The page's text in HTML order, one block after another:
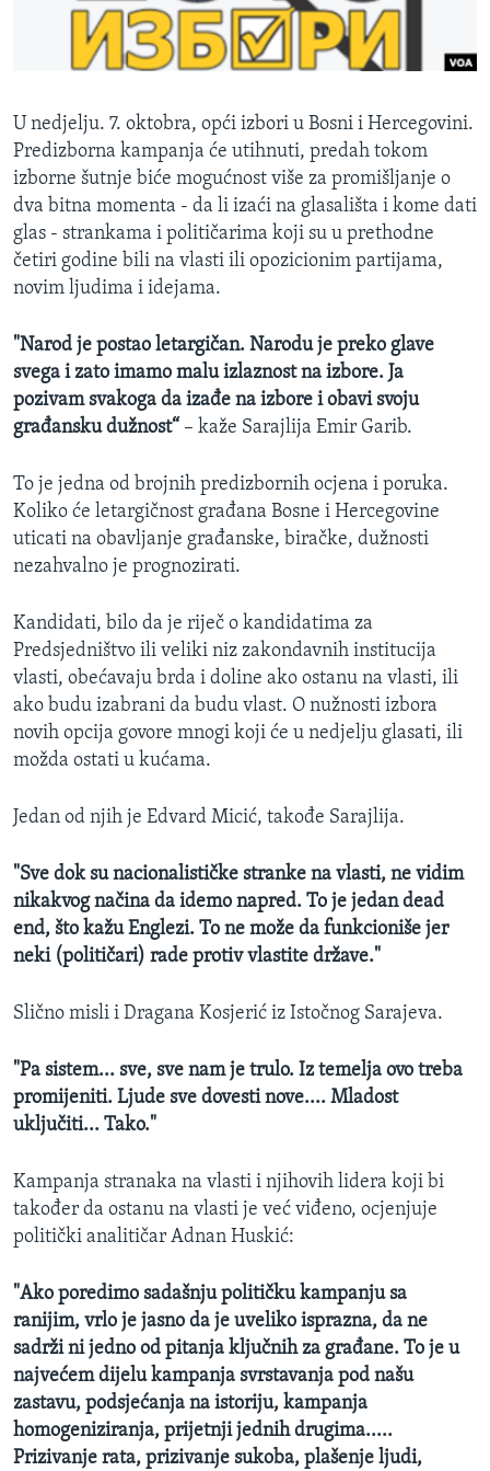
MAGAZIN
O GLASU AMERIKE
Learning English
PRATITE NAS
Jezici
U nedjelju. 7. oktobra, opći izbori u Bosni i Hercegovini.
Predizborna kampanja će utihnuti, predah tokom
izborne šutnje biće mogućnost više za promišljanje o
dva bitna momenta - da li izaći na glasališta i kome dati
glas - strankama i političarima koji su u prethodne
četiri godine bili na vlasti ili opozicionim partijama,
novim ljudima i idejama.
"Narod je postao letargičan. Narodu je preko glave
svega i zato imamo malu izlaznost na izbore. Ja
pozivam svakoga da izađe na izbore i obavi svoju
građansku dužnost“ – kaže Sarajlija Emir Garib.
To je jedna od brojnih predizbornih ocjena i poruka.
Koliko će letargičnost građana Bosne i Hercegovine
uticati na obavljanje građanske, biračke, dužnosti
nezahvalno je prognozirati.
Kandidati, bilo da je riječ o kandidatima za
Predsjedništvo ili veliki niz zakondavnih institucija
vlasti, obećavaju brda i doline ako ostanu na vlasti, ili
ako budu izabrani da budu vlast. O nužnosti izbora
novih opcija govore mnogi koji će u nedjelju glasati, ili
možda ostati u kućama.
Jedan od njih je Edvard Micić, takođe Sarajlija.
"Sve dok su nacionalističke stranke na vlasti, ne vidim
nikakvog načina da idemo napred. To je jedan dead
end, što kažu Englezi. To ne može da funkcioniše jer
neki (političari) rade protiv vlastite države."
Slično misli i Dragana Kosjerić iz Istočnog Sarajeva.
"Pa sistem... sve, sve nam je trulo. Iz temelja ovo treba
promijeniti. Ljude sve dovesti nove.... Mladost
uključiti... Tako."
Kampanja stranaka na vlasti i njihovih lidera koji bi
također da ostanu na vlasti je već viđeno, ocjenjuje
politički analitičar Adnan Huskić:
"Ako poredimo sadašnju političku kampanju sa
ranijim, vrlo je jasno da je uveliko isprazna, da ne
sadrži ni jedno od pitanja ključnih za građane. To je u
najvećem dijelu kampanja svrstavanja pod našu
zastavu, podsjećanja na istoriju, kampanja
homogeniziranja, prijetnji jednih drugima.....
Prizivanje rata, prizivanje sukoba, plašenje ljudi,